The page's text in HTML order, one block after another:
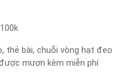
thẻ bài, chuỗi vòng hạt đeo
mượn kèm miễn phí